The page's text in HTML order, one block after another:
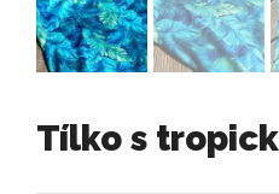
Tílko s